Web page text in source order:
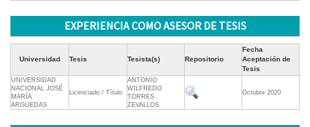
EXPERIENCIA COMO ASESOR DE TESIS
Universidad Tesis Tesista(s) Repositorio
Fecha
Aceptación de
Tesis
UNIVERSIDAD
NACIONAL JOSÉ
MARÍA
ARGUEDAS
Licenciado / Título
ANTONIO
WILFREDO
TORRES
ZEVALLOS
Octubre 2020